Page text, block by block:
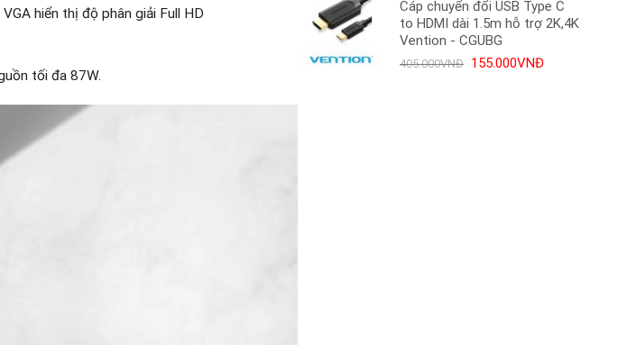
hiển thị độ phân giải Full HD
tối đa 87W.
315.000VNĐ.là:
Cáp chuyển đổi USB Type C
to HDMI dài 1.5m hỗ trợ 2K,4K
Vention - CGUBG
405.000VNĐ Giá
155.000VNĐGiá